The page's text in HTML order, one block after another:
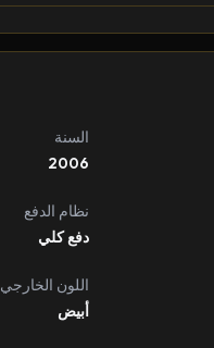
السنة
2006
نظام الدفع
دفع كلي
اللون الخارجي
أبيض